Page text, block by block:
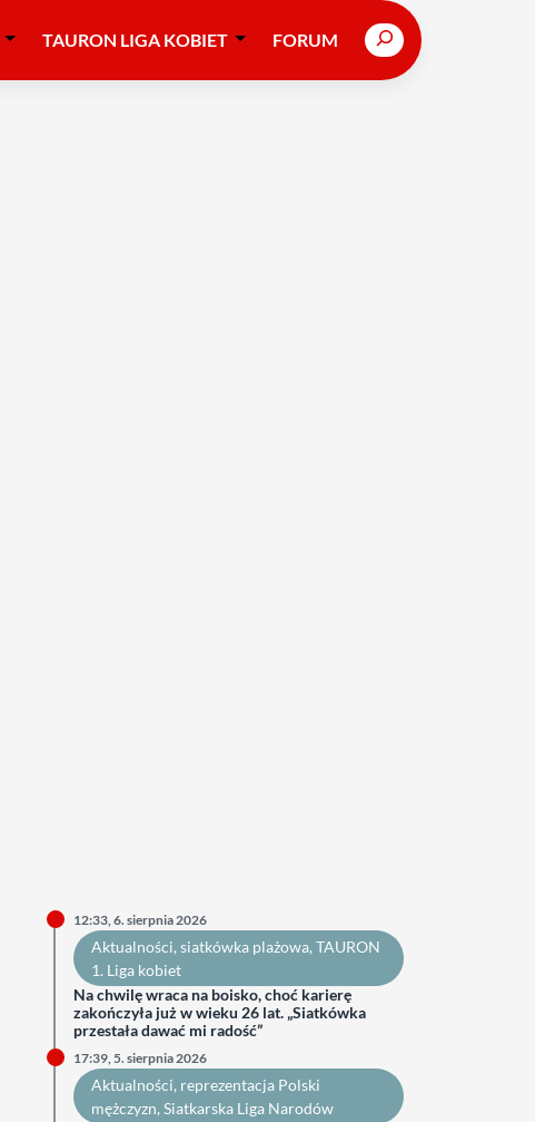
TAURON LIGA KOBIET FORUM Search
12:33, 6. sierpnia 2026
Aktualności, siatkówka plażowa, TAURON
1. Liga kobiet
Na chwilę wraca na boisko, choć karierę
zakończyła już w wieku 26 lat. „Siatkówka
przestała dawać mi radość”
17:39, 5. sierpnia 2026
Aktualności, reprezentacja Polski
mężczyzn, Siatkarska Liga Narodów